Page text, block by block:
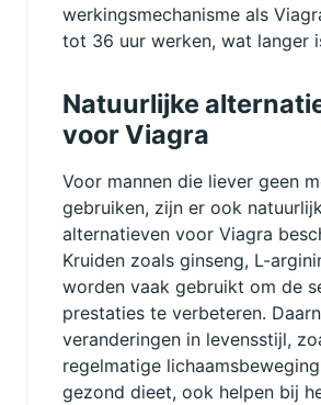
werkingsmechanisme als
tot 36 uur werken, wat langer
Natuurlijke
voor Viagra
Voor mannen die liever geen
gebruiken, zijn er ook
alternatieven voor Viagra
Kruiden zoals ginseng, L-
worden vaak gebruikt om de
prestaties te verbeteren.
veranderingen in levensstijl,
regelmatige
gezond dieet, ook helpen bij